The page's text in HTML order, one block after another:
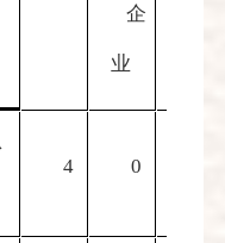
企
业
4 0